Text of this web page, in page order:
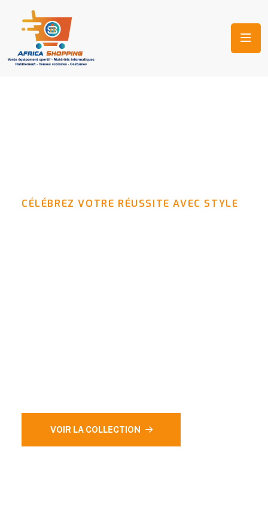
CÉLÉBREZ VOTRE RÉUSSITE AVEC STYLE
VOIR LA COLLECTION